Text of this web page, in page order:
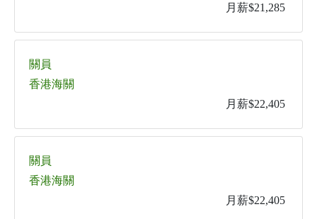
月薪$21,285
關員
香港海關
月薪$22,405
關員
香港海關
月薪$22,405